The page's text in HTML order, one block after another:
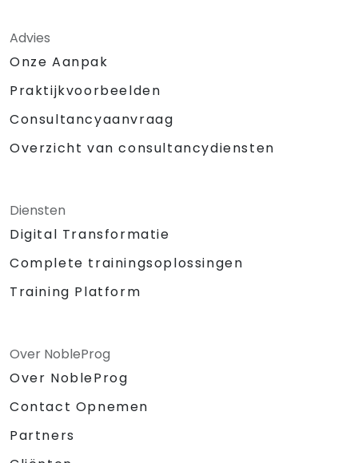
Advies
Onze Aanpak
Praktijkvoorbeelden
Consultancyaanvraag
Overzicht van consultancydiensten
Diensten
Digital Transformatie
Complete trainingsoplossingen
Training Platform
Over NobleProg
Over NobleProg
Contact Opnemen
Partners